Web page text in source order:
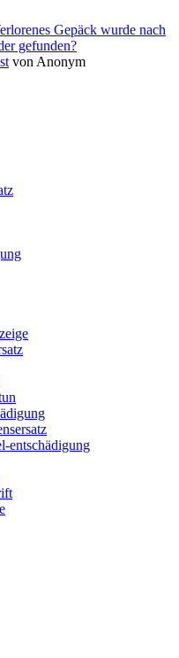
Gepäck wurde nach
gefunden?
von Anonym
entschädigung